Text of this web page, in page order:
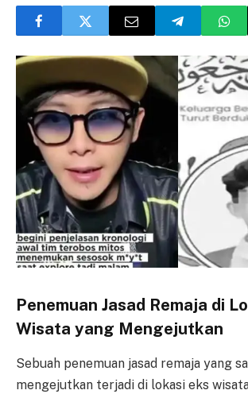
Penemuan Jasad Remaja di
Wisata yang Mengejutkan
Sebuah penemuan jasad remaja yang
mengejutkan terjadi di lokasi eks